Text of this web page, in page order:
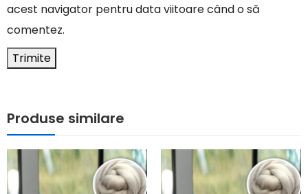
acest navigator pentru data viitoare când o să
comentez.
Produse similare